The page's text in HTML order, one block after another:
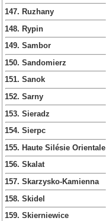
147. Ruzhany
148. Rypin
149. Sambor
150. Sandomierz
151. Sanok
152. Sarny
153. Sieradz
154. Sierpc
155. Haute Silésie Orientale
156. Skalat
157. Skarzysko-Kamienna
158. Skidel
159. Skierniewice